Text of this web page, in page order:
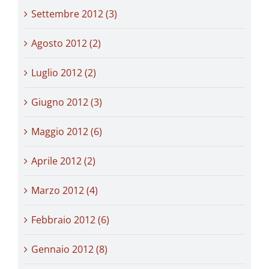
Settembre 2012 (3)
Agosto 2012 (2)
Luglio 2012 (2)
Giugno 2012 (3)
Maggio 2012 (6)
Aprile 2012 (2)
Marzo 2012 (4)
Febbraio 2012 (6)
Gennaio 2012 (8)